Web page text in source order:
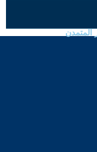
المتمدن